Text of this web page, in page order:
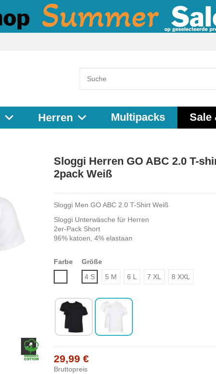
Herren Multipacks Sale
Sloggi Herren GO ABC 2.0 T-
2pack Weiß
Sloggi Men GO ABC 2.0 T-Shirt Weiß
Sloggi Unterwäsche für Herren
2er-Pack Short
96% katoen, 4% elastaan
Farbe
Größe
4 S
5 M 6 L 7 XL 8 XXL
29,99 €
Bruttopreis